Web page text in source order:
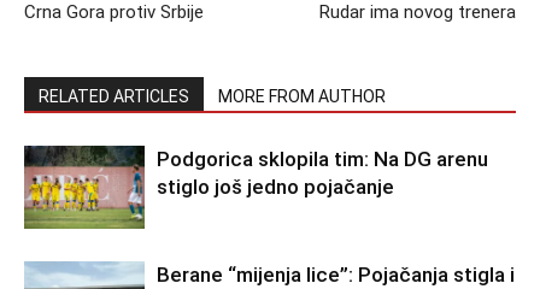
Crna Gora protiv Srbije Rudar ima novog trenera
RELATED ARTICLES MORE FROM AUTHOR
Podgorica sklopila tim: Na DG arenu
stiglo još jedno pojačanje
Berane “mijenja lice”: Pojačanja stigla i